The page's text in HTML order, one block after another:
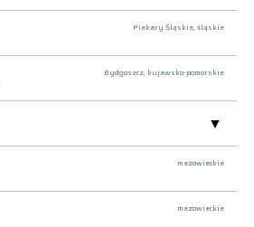
Piekary Śląskie, śląskie
Bydgoszcz, kujawsko-pomorskie
mazowieckie
mazowieckie